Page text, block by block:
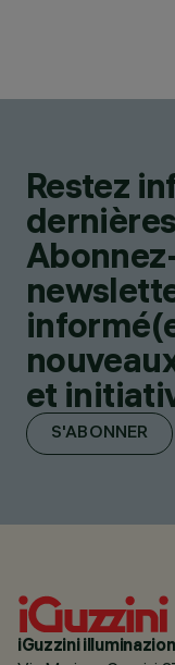
Restez
et
S'ABONNER
iGuzzini